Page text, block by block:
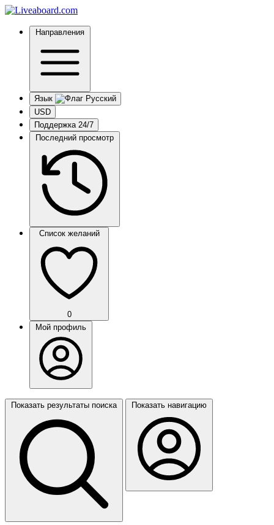
Направления
Язык
USD
Поддержка 24/7
Последний просмотр
Список желаний
0
Мой профиль
Показать результаты поиска Показать навигацию